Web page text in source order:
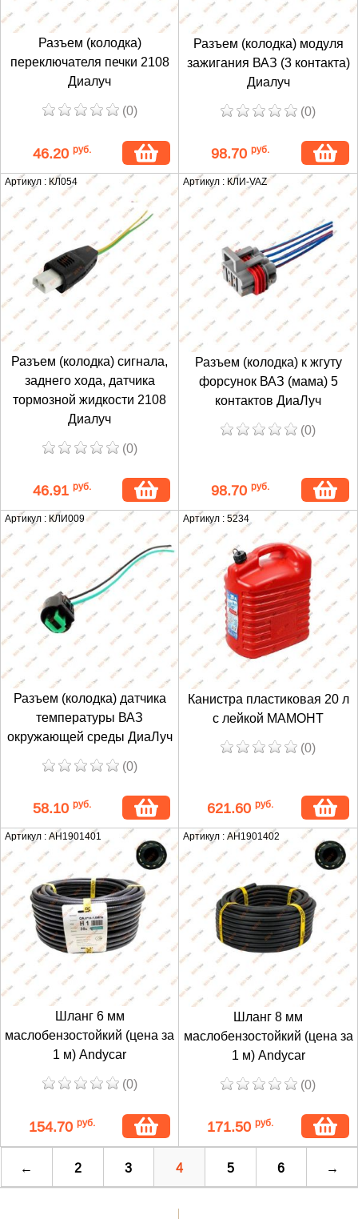
Разъем (колодка)
переключателя печки 2108
Диалуч
(0)
46.20 руб.
Разъем (колодка) модуля
зажигания ВАЗ (3 контакта)
Диалуч
(0)
98.70 руб.
Артикул : КЛ054
Разъем (колодка) сигнала,
заднего хода, датчика
тормозной жидкости 2108
Диалуч
(0)
46.91 руб.
Артикул : КЛИ-VAZ
Разъем (колодка) к жгуту
форсунок ВАЗ (мама) 5
контактов ДиаЛуч
(0)
98.70 руб.
Артикул : КЛИ009
Разъем (колодка) датчика
температуры ВАЗ
окружающей среды ДиаЛуч
(0)
58.10 руб.
Артикул : 5234
Канистра пластиковая 20 л
с лейкой МАМОНТ
(0)
621.60 руб.
Артикул : AH1901401
Шланг 6 мм
маслобензостойкий (цена за
1 м) Andycar
(0)
154.70 руб.
Артикул : AH1901402
Шланг 8 мм
маслобензостойкий (цена за
1 м) Andycar
(0)
171.50 руб.
← 2 3 4 5 6 →